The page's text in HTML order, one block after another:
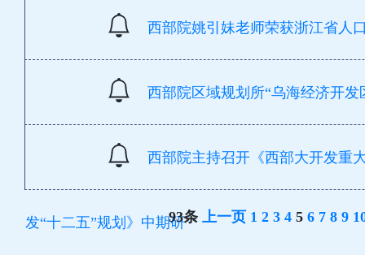
西部院姚引妹老师荣获浙江省人
西部院区域规划所“乌海经济开
西部院主持召开《西部大开发重
发“十二五”规划》中期研93条 上一页 1 2 3 4 5 6 7 8 9